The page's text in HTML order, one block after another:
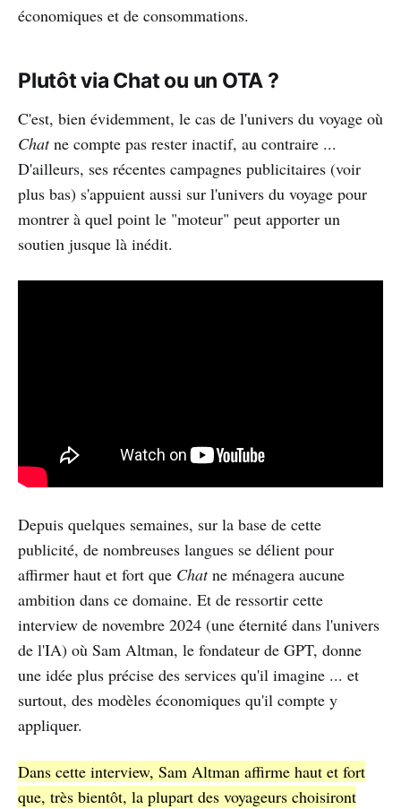
économiques et de consommations.
Plutôt via Chat ou un OTA ?
C'est, bien évidemment, le cas de l'univers du voyage où
Chatne compte pas rester inactif, au contraire ...
D'ailleurs, ses récentes campagnes publicitaires (voir
plus bas) s'appuient aussi sur l'univers du voyage pour
montrer à quel point le "moteur" peut apporter un
soutien jusque là inédit.
Depuis quelques semaines, sur la base de cette
publicité, de nombreuses langues se délient pour
affirmer haut et fort que Chatne ménagera aucune
ambition dans ce domaine. Et de ressortir cette
interview de novembre 2024 (une éternité dans l'univers
de l'IA) où Sam Altman, le fondateur de GPT, donne
une idée plus précise des services qu'il imagine ... et
surtout, des modèles économiques qu'il compte y
appliquer.
Dans cette interview, Sam Altman affirme haut et fort
que, très bientôt, la plupart des voyageurs choisiront